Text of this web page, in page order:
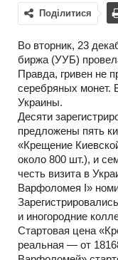
Поділитися
Во вторник, 23
биржа (УУБ)
Правда, гривен не
серебряных
Украины.
Десяти
предложены пять
«Крещение
около 800 шт.), и
честь визита в
Варфоломея I»
и иногородние
Стартовая цена
реальная — от